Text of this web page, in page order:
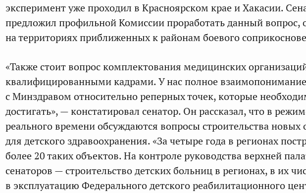
эксперимент уже проходил в Красноярском крае и Хакасии.
предложил профильной Комиссии проработать данный вопрос,
на территориях приближенных к районам боевого
«Также стоит вопрос комплектования медицинских
квалифицированными кадрами. У нас полное взаимопонимание
с Минздравом относительно реперных точек, которые
достигать», — констатировал сенатор. Он рассказал, что в
реального времени обсуждаются вопросы строительства новых
для детского здравоохранения. «За четыре года в регионах
более 20 таких объектов. На контроле руководства верхней
сенаторов — строительство детских больниц в регионах, в их
в эксплуатацию Федерального детского реабилитационного